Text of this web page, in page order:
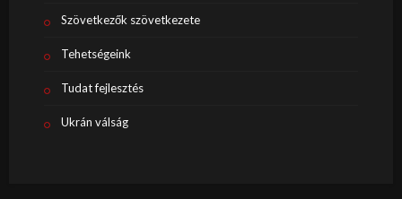
Szövetkezők szövetkezete
Tehetségeink
Tudat fejlesztés
Ukrán válság